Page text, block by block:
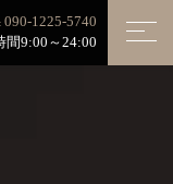
090-1225-5740
9:00～24:00